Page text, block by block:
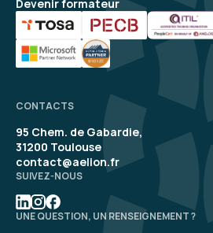
Devenir formateur
CONTACTS
95 Chem. de Gabardie,
31200 Toulouse
contact@aelion.fr
SUIVEZ-NOUS
UNE QUESTION, UN RENSEIGNEMENT ?